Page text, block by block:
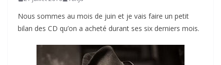
Nous sommes au mois de juin et je vais faire un petit
bilan des CD qu’on a acheté durant ses six derniers mois.